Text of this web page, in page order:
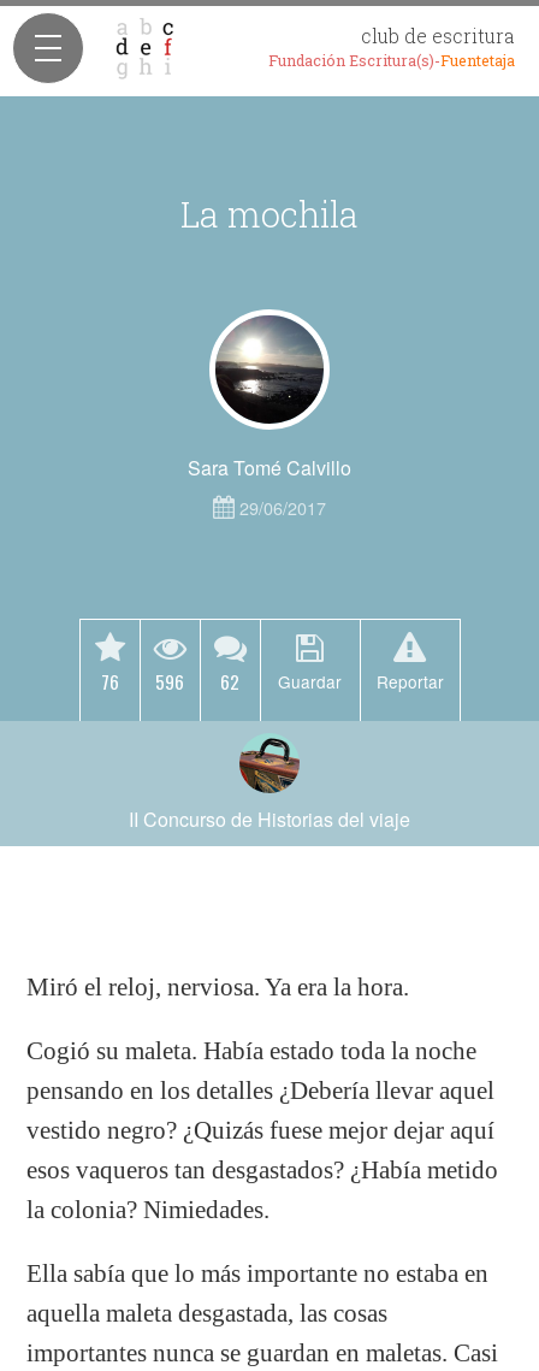
club de escritura
Fundación Escritura(s)-Fuentetaja
La mochila
Sara Tomé Calvillo
29/06/2017
76 596 62 Guardar Reportar
II Concurso de Historias del viaje
Miró el reloj, nerviosa. Ya era la hora.
Cogió su maleta. Había estado toda la noche
pensando en los detalles ¿Debería llevar aquel
vestido negro? ¿Quizás fuese mejor dejar aquí
esos vaqueros tan desgastados? ¿Había metido
la colonia? Nimiedades.
Ella sabía que lo más importante no estaba en
aquella maleta desgastada, las cosas
importantes nunca se guardan en maletas. Casi